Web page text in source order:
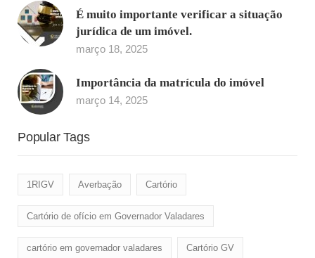
É muito importante verificar a situação
jurídica de um imóvel.
março 18, 2025
Importância da matrícula do imóvel
março 14, 2025
Popular Tags
1RIGV Averbação Cartório
Cartório de ofício em Governador Valadares
cartório em governador valadares Cartório GV